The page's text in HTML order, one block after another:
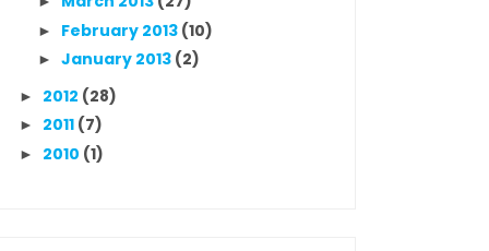
► February 2013 (10)
► January 2013 (2)
► 2012 (28)
► 2011 (7)
► 2010 (1)